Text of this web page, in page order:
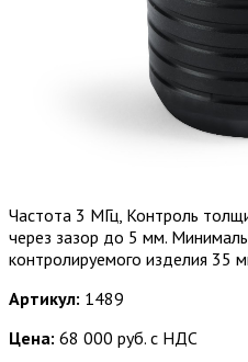
Частота 3 МГц, Контроль
через зазор до 5 мм.
контролируемого изделия 35
Артикул: 1489
Цена: 68 000 руб. с НДС